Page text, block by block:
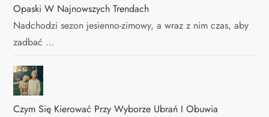
Opaski W Najnowszych Trendach
Nadchodzi sezon jesienno-zimowy, a wraz z nim czas, aby
zadbać …
Czym Się Kierować Przy Wyborze Ubrań I Obuwia